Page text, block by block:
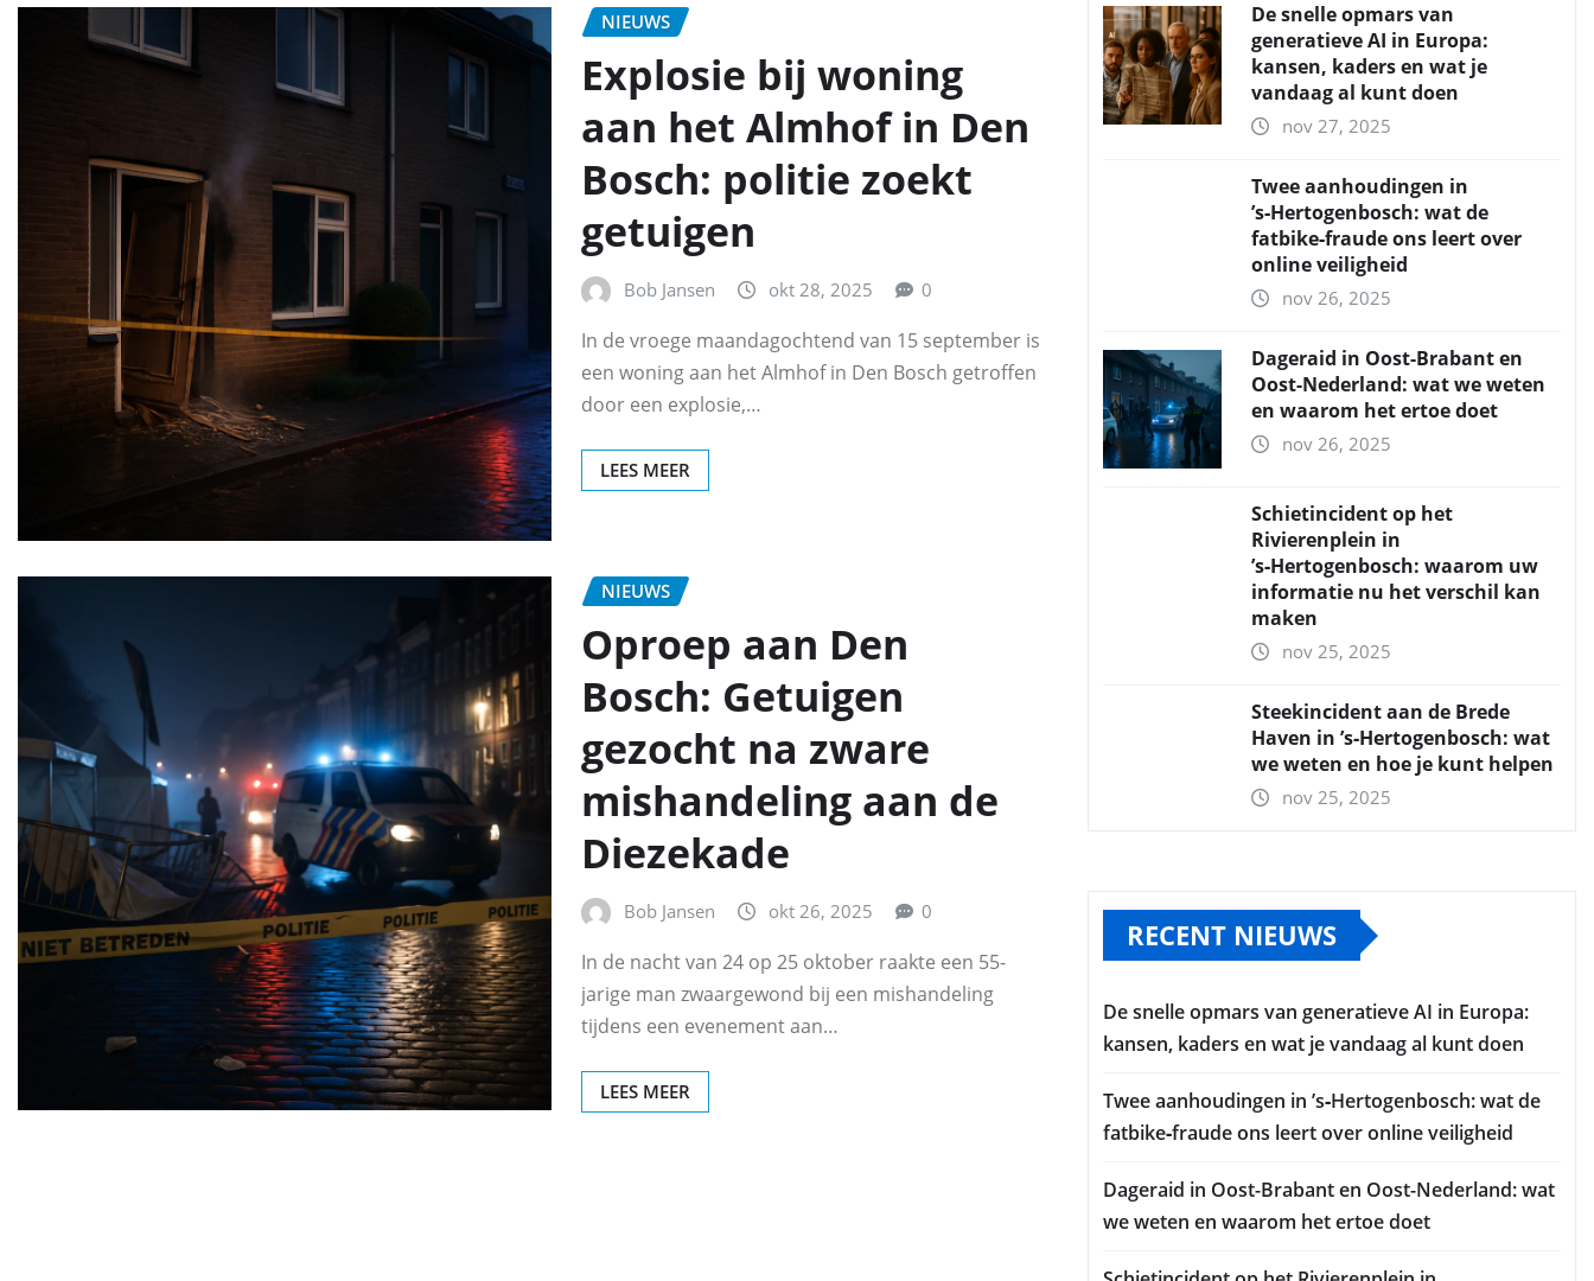
NIEUWS
Explosie bij woning
aan het Almhof in Den
Bosch: politie zoekt
getuigen
Bob Jansen okt 28, 2025 0
In de vroege maandagochtend van 15 september is
een woning aan het Almhof in Den Bosch getroffen
door een explosie,…
LEES MEER
NIEUWS
Oproep aan Den
Bosch: Getuigen
gezocht na zware
mishandeling aan de
Diezekade
Bob Jansen okt 26, 2025 0
In de nacht van 24 op 25 oktober raakte een 55-
jarige man zwaargewond bij een mishandeling
tijdens een evenement aan…
LEES MEER
De snelle opmars van
generatieve AI in Europa:
kansen, kaders en wat je
vandaag al kunt doen
nov 27, 2025
Twee aanhoudingen in
’s‑Hertogenbosch: wat de
fatbike‑fraude ons leert over
online veiligheid
nov 26, 2025
Dageraid in Oost-Brabant en
Oost-Nederland: wat we weten
en waarom het ertoe doet
nov 26, 2025
Schietincident op het
Rivierenplein in
’s‑Hertogenbosch: waarom uw
informatie nu het verschil kan
maken
nov 25, 2025
Steekincident aan de Brede
Haven in ’s‑Hertogenbosch: wat
we weten en hoe je kunt helpen
nov 25, 2025
RECENT NIEUWS
De snelle opmars van generatieve AI in Europa:
kansen, kaders en wat je vandaag al kunt doen
Twee aanhoudingen in ’s‑Hertogenbosch: wat de
fatbike‑fraude ons leert over online veiligheid
Dageraid in Oost-Brabant en Oost-Nederland: wat
we weten en waarom het ertoe doet